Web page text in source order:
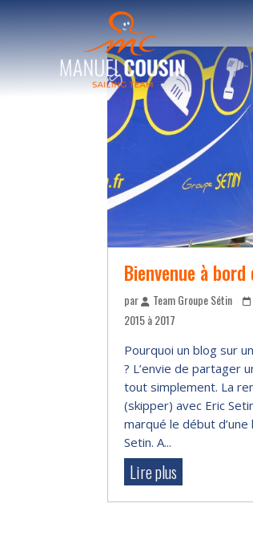
Bienvenue à
par Team Groupe Sétin
2015 à 2017
Pourquoi un blog sur
? L’envie de partager
tout simplement. La
(skipper) avec Eric
marqué le début
Setin. A...
Lire plus